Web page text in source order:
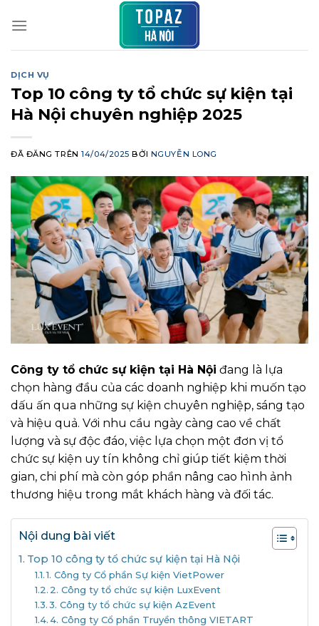
đến
DỊCH VỤ
Top 10 công ty tổ chức sự kiện tại
Hà Nội chuyên nghiệp 2025
ĐÃ ĐĂNG TRÊN14/04/2025 BỞI NGUYỄN LONG
Công ty tổ chức sự kiện tại Hà Nội đang là lựa
chọn hàng đầu của các doanh nghiệp khi muốn tạo
dấu ấn qua những sự kiện chuyên nghiệp, sáng tạo
và hiệu quả. Với nhu cầu ngày càng cao về chất
lượng và sự độc đáo, việc lựa chọn một đơn vị tổ
chức sự kiện uy tín không chỉ giúp tiết kiệm thời
gian, chi phí mà còn góp phần nâng cao hình ảnh
thương hiệu trong mắt khách hàng và đối tác.
Nội dung bài viết
Top 10 công ty tổ chức sự kiện tại Hà Nội
1. Công ty Cổ phần Sự kiện VietPower
2. Công ty tổ chức sự kiện LuxEvent
3. Công ty tổ chức sự kiện AzEvent​
4. Công ty Cổ phần Truyền thông VIETART